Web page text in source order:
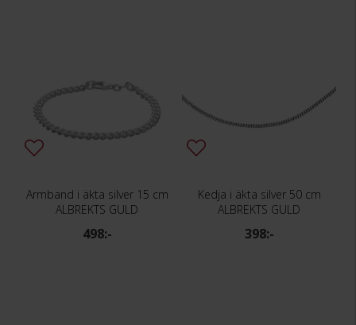
Armband i äkta silver 15 cm
ALBREKTS GULD
498:-
Kedja i äkta silver 50 cm
ALBREKTS GULD
398:-